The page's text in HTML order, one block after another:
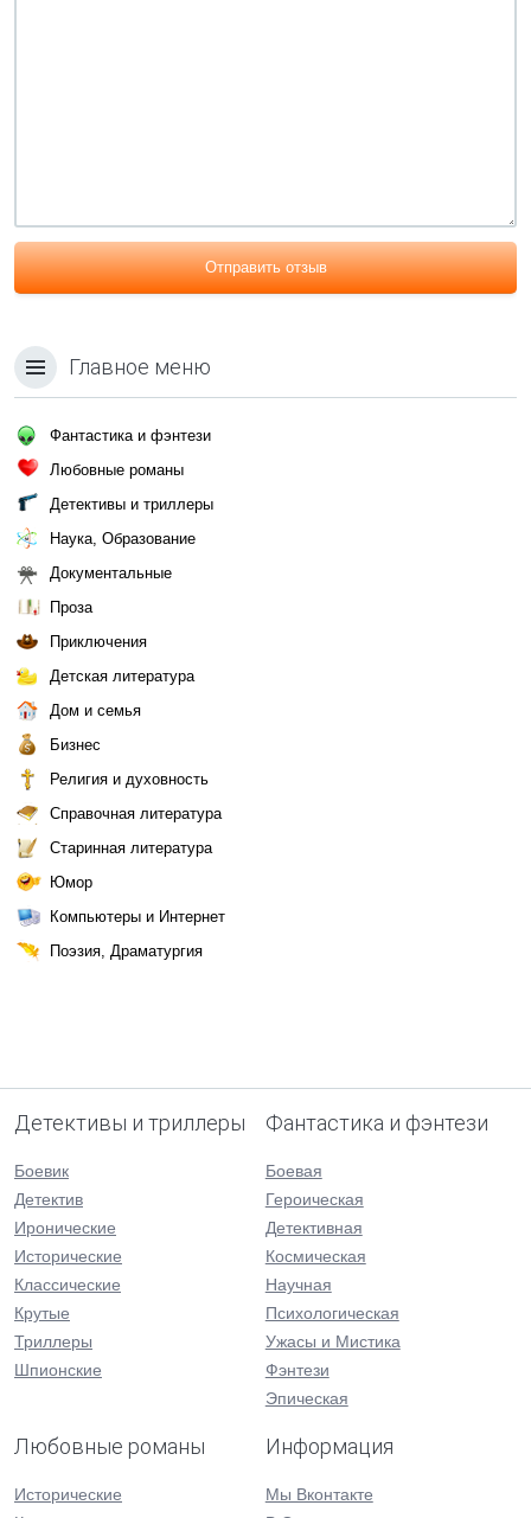
Отправить отзыв
Главное меню
Фантастика и фэнтези
Любовные романы
Детективы и триллеры
Наука, Образование
Документальные
Проза
Приключения
Детская литература
Дом и семья
Бизнес
Религия и духовность
Справочная литература
Старинная литература
Юмор
Компьютеры и Интернет
Поэзия, Драматургия
Детективы и триллеры
Боевик
Детектив
Иронические
Исторические
Классические
Крутые
Триллеры
Шпионские
Фантастика и фэнтези
Боевая
Героическая
Детективная
Космическая
Научная
Психологическая
Ужасы и Мистика
Фэнтези
Эпическая
Любовные романы
Исторические
Информация
Мы Вконтакте